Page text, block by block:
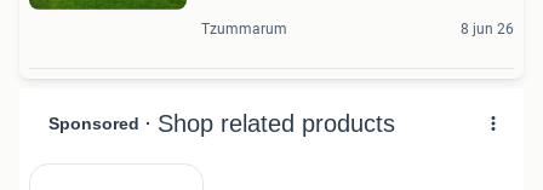
Tzummarum 8 jun 26